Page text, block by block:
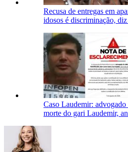
Recusa de entregas em
idosos é discriminação, diz
Caso Laudemir: advogado
morte do gari Laudemir,